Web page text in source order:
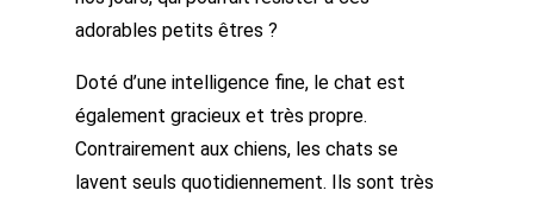
adorables petits êtres ?
Doté d’une intelligence fine, le chat est
également gracieux et très propre.
Contrairement aux chiens, les chats se
lavent seuls quotidiennement. Ils sont très